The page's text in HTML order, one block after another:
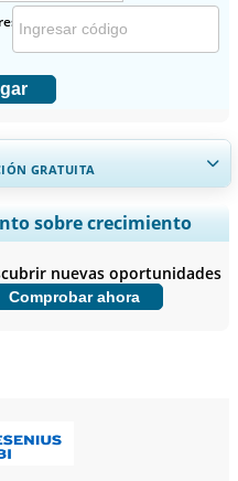
GRATUITA
país, Análisis de segmentos,
competitivo, e información
ahora
sobre crecimiento
nuevas oportunidades
Comprobar ahora